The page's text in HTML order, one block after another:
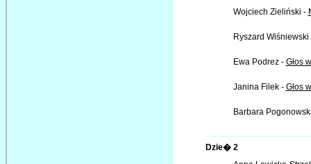
Wojciech Zieliński -
Ryszard
Ewa Podrez - Głos
Janina Filek - Głos
Barbara
Dzie� 2